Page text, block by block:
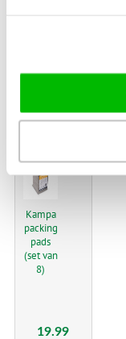
Kampa
packing
pads
(set van
8)
€
19.99